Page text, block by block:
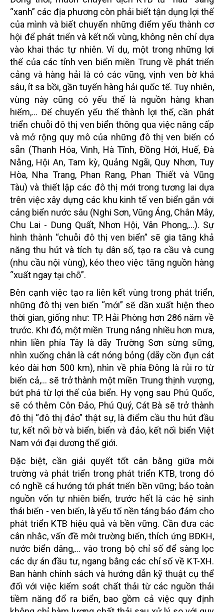
“xanh” các địa phương còn phải biết tận dụng lợi thế
của mình và biết chuyển những điểm yếu thành cơ
hội để phát triển và kết nối vùng, không nên chỉ dựa
vào khai thác tự nhiên. Ví dụ, một trong những lợi
thế của các tỉnh ven biển miền Trung về phát triển
cảng và hàng hải là có các vũng, vịnh ven bờ khá
sâu, ít sa bồi, gần tuyến hàng hải quốc tế. Tuy nhiên,
vùng này cũng có yếu thế là nguồn hàng khan
hiếm,... Để chuyển yếu thế thành lợi thế, cần phát
triển chuỗi đô thị ven biển thông qua việc nâng cấp
và mở rộng quy mô của những đô thị ven biển có
sẵn (Thanh Hóa, Vinh, Hà Tĩnh, Đồng Hới, Huế, Đà
Nẵng, Hội An, Tam kỳ, Quảng Ngãi, Quy Nhơn, Tuy
Hòa, Nha Trang, Phan Rang, Phan Thiết và Vũng
Tàu) và thiết lập các đô thị mới trong tương lai dựa
trên việc xây dựng các khu kinh tế ven biển gắn với
cảng biển nước sâu (Nghi Sơn, Vũng Áng, Chân Mây,
Chu Lai - Dung Quất, Nhơn Hội, Vân Phong,...). Sự
hình thành “chuỗi đô thị ven biển” sẽ gia tăng khả
năng thu hút và tích tụ dân số, tạo ra cầu và cung
(nhu cầu nội vùng), kéo theo việc tăng nguồn hàng
“xuất ngay tại chỗ”.
Bên cạnh việc tạo ra liên kết vùng trong phát triển,
những đô thị ven biển “mới” sẽ dần xuất hiện theo
thời gian, giống như: TP. Hải Phòng hơn 286 năm về
trước. Khi đó, một miền Trung nắng nhiều hơn mưa,
nhìn liền phía Tây là dãy Trường Sơn sừng sững,
nhìn xuống chân là cát nóng bỏng (dãy cồn đụn cát
kéo dài hơn 500 km), nhìn về phía Đông là rủi ro từ
biển cả,… sẽ trở thành một miền Trung thịnh vượng,
bứt phá từ lợi thế của biển. Hy vọng sau Phú Quốc,
sẽ có thêm Côn Đảo, Phú Quý, Cát Bà sẽ trở thành
đô thị “đô thị đảo” thật sự, là điểm cầu thu hút đầu
tư, kết nối bờ và biển, biển và đảo, kết nối biển Việt
Nam với đại dương thế giới.
Đặc biệt, cần giải quyết tốt cân bằng giữa môi
trường và phát triển trong phát triển KTB, trong đó
có nghề cá hướng tới phát triển bền vững; bảo toàn
nguồn vốn tự nhiên biển, trước hết là các hệ sinh
thái biển - ven biển, là yếu tố nền tảng bảo đảm cho
phát triển KTB hiệu quả và bền vững. Cần đưa các
cân nhắc, vấn đề môi trường biển, thích ứng BĐKH,
nước biển dâng,... vào trong bộ chỉ số để sàng lọc
các dự án đầu tư, ngang bằng các chỉ số về KT-XH.
Ban hành chính sách và hướng dẫn kỹ thuật cụ thể
đối với việc kiểm soát chất thải từ các nguồn thải
tiềm năng đổ ra biển, bao gồm cả việc quy định